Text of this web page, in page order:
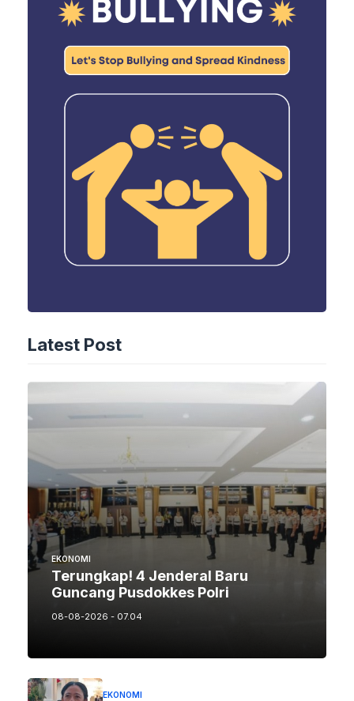
Latest Post
EKONOMI
Terungkap! 4 Jenderal Baru
Guncang Pusdokkes Polri
08-08-2026 - 07.04
EKONOMI